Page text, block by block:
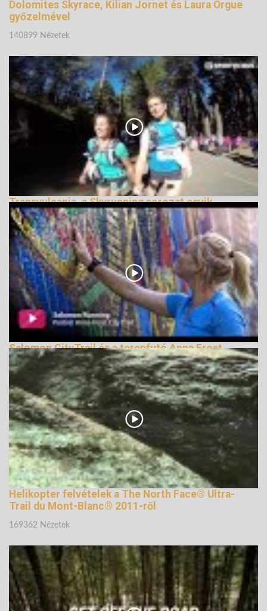
Dolomites Skyrace, Kilian Jornet és Laura Orgue
győzelmével
140899 Nézetek
Transvulcania, a Skyrunning sorozat egyik
legszebb futama
150132 Nézetek
Salomon CityTrail és a terepfutó Anna Frost
164842 Nézetek
Helikopter felvételek a The North Face® Ultra-
Trail du Mont-Blanc® 2011-ről
169362 Nézetek